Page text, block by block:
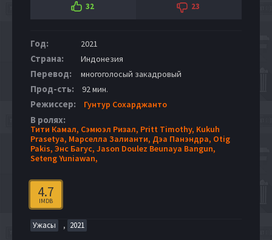
32 23
Год: 2021
Страна: Индонезия
Перевод: многоголосый закадровый
Прод-сть: 92 мин.
Режиссер: Гунтур Сохарджанто
В ролях:
Тити Камал, Сэмюэл Ризал, Pritt Timothy, Kukuh
Prasetya, Марселла Залианти, Дэа Панэндра, Otig
Pakis, Энс Багус, Jason Doulez Beunaya Bangun,
Seteng Yuniawan,
4.7
IMDB
Ужасы , 2021